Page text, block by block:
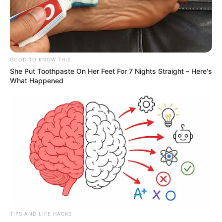
MANTÉNGASE EN ALERTA
Tenemos todas las noticias que le
interesan. Para estar bien informado, por
favor, active las notificaciones de Alerta.
ACTIVAR AHORA
TEMAS DESTACADOS
EMERGENCIAS POR LLUVIAS
ELECCIONES PRESIDENCIALES
GOOD TO KNOW THIS
She Put Toothpaste On Her Feet For 7 Nights Straight – Here's
What Happened
TIPS AND LIFE HACKS